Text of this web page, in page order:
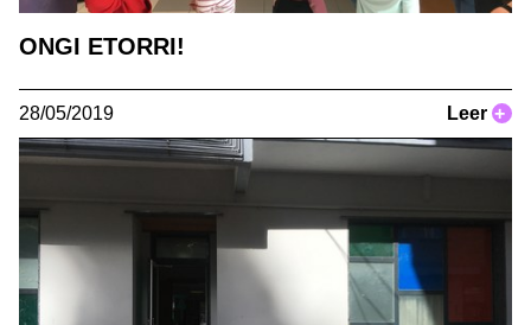
ONGI ETORRI!
28/05/2019 Leer +